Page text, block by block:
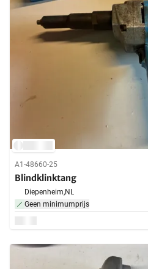
A1-48660-25
Blindklinktang
Diepenheim,NL
Geen minimumprijs